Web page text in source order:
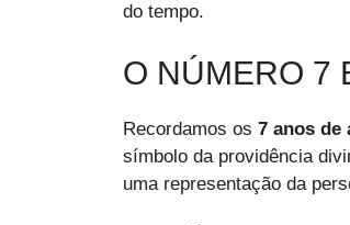
do tempo.
O NÚMERO 7
Recordamos os 7 anos de
símbolo da providência
uma representação da